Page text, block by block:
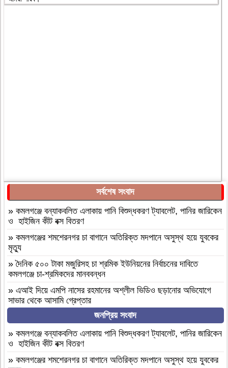
সর্বশেষ সংবাদ
» কমলগঞ্জে বন্যাকবলিত এলাকায় পানি বিশুদ্ধকরণ ট্যাবলেট, পানির জারিকেন
ও হাইজিন কীট বক্স বিতরণ
» কমলগঞ্জের শমশেরনগর চা বাগানে অতিরিক্ত মদপানে অসুস্থ হয়ে যুবকের
মৃত্যু
»দৈনিক ৫০০ টাকা মজুরিসহ চা শ্রমিক ইউনিয়নের নির্বাচনের দাবিতে
কমলগঞ্জে চা-শ্রমিকদের মানববন্ধন
» এআই দিয়ে এমপি নাসের রহমানের অশ্লীল ভিডিও ছড়ানোর অভিযোগে
সাভার থেকে আসামি গ্রেপ্তার
বগুড়া আদমদীঘি ১শ পিস ট্যাপেন্টাডলসহ একজন গ্রেফতার
» বগুড়া আদমদীঘি’র ছাতিয়ানগ্রামে সাংসদ মহিত তালুকদার-কে সংবর্ধনা
প্রদান
» কমলগঞ্জে এমপি হাজী মুজিবকে নাগরিক সংবর্ধনা
জনপ্রিয় সংবাদ
» কমলগঞ্জে বন্যাকবলিত এলাকায় পানি বিশুদ্ধকরণ ট্যাবলেট, পানির জারিকেন
ও হাইজিন কীট বক্স বিতরণ
» কমলগঞ্জের শমশেরনগর চা বাগানে অতিরিক্ত মদপানে অসুস্থ হয়ে যুবকের